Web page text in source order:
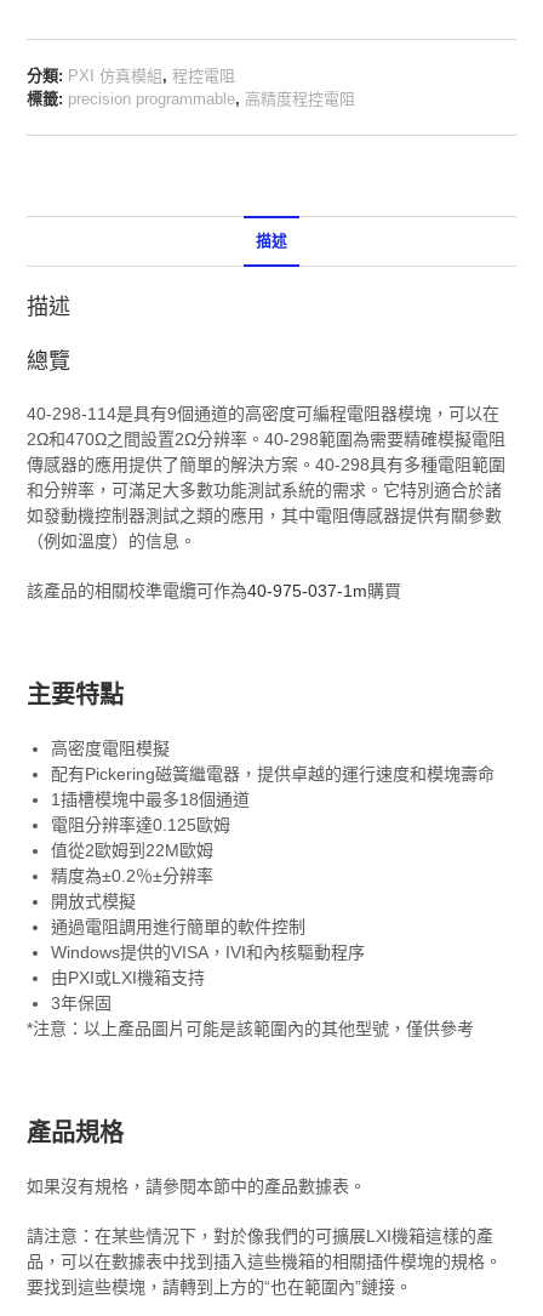
分類: PXI 仿真模組 ,程控電阻
標籤: precision programmable, 高精度程控電阻
描述
描述
總覽
40-298-114是具有9個通道的高密度可編程電阻器模塊，可以在
2Ω和470Ω之間設置2Ω分辨率。40-298範圍為需要精確模擬電阻
傳感器的應用提供了簡單的解決方案。40-298具有多種電阻範圍
和分辨率，可滿足大多數功能測試系統的需求。 它特別適合於諸
如發動機控制器測試之類的應用，其中電阻傳感器提供有關參數
（例如溫度）的信息。
該產品的相關校準電纜可作為40-975-037-1m購買
主要特點
高密度電阻模擬
配有Pickering磁簧繼電器，提供卓越的運行速度和模塊壽命
1插槽模塊中最多18個通道
電阻分辨率達0.125歐姆
值從2歐姆到22M歐姆
精度為±0.2％±分辨率
開放式模擬
通過電阻調用進行簡單的軟件控制
Windows提供的VISA，IVI和內核驅動程序
由PXI或LXI機箱支持
3年保固
*注意：以上產品圖片可能是該範圍內的其他型號，僅供參考
產品規格
如果沒有規格，請參閱本節中的產品數據表。
請注意：在某些情況下，對於像我們的可擴展LXI機箱這樣的產
品，可以在數據表中找到插入這些機箱的相關插件模塊的規格。
要找到這些模塊，請轉到上方的“也在範圍內”鏈接。